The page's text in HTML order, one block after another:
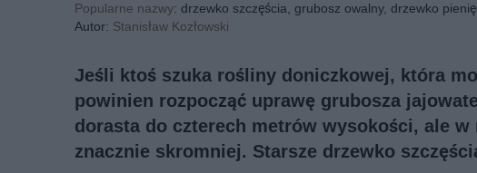
Popularne nazwy: drzewko szczęścia, grubosz owalny, drzewko
Autor: Stanisław Kozłowski
Jeśli ktoś szuka rośliny doniczkowej, która
powinien rozpocząć uprawę grubosza
dorasta do czterech metrów wysokości, ale
znacznie skromniej. Starsze drzewko